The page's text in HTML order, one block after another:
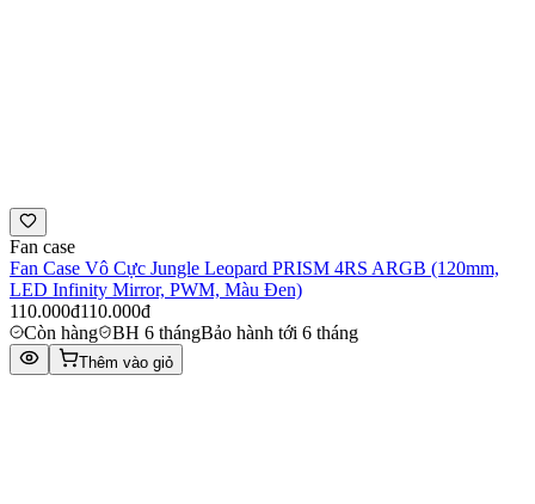
Fan case
Fan Case Vô Cực Jungle Leopard PRISM 4RS ARGB (120mm,
LED Infinity Mirror, PWM, Màu Đen)
110.000đ110.000đ
Còn hàng
BH 6 thángBảo hành tới 6 tháng
Thêm vào giỏ